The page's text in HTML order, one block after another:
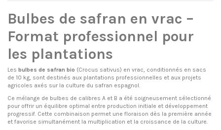
Bulbes de safran en vrac –
Format professionnel pour
les plantations
Les bulbes de safran bio (Crocus sativus) en vrac, conditionnés en sacs
de 10 kg, sont destinés aux plantations professionnelles et aux projets
agricoles axés sur la culture du safran espagnol.
Ce mélange de bulbes de calibres A et B a été soigneusement sélectionné
pour offrir un équilibre optimal entre production initiale et développement
progressif. Cette combinaison permet une floraison dès la première année
et favorise simultanément la multiplication et la croissance de la culture.